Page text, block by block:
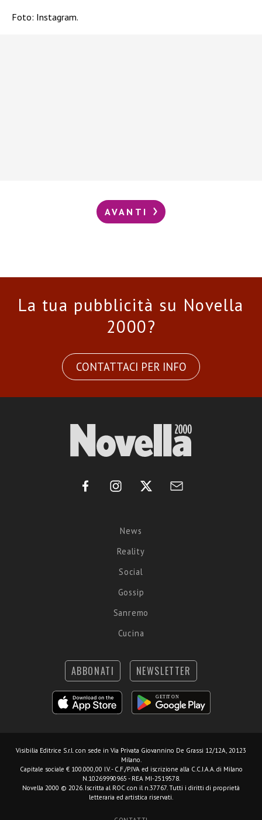
Foto: Instagram.
AVANTI
La tua pubblicità su Novella
2000?
CONTATTACI PER INFO
News
Reality
Social
Gossip
Sanremo
Cucina
ABBONATI NEWSLETTER
Visibilia Editrice S.r.l. con sede in Via Privata Giovannino De Grassi 12/12A, 20123
Milano.
Capitale sociale € 100.000,00 I.V. - C.F./P.IVA ed iscrizione alla C.C.I.A.A. di Milano
N.10269990965 - REA MI-2519578.
Novella 2000 © 2026. Iscritta al ROC con il n.37767. Tutti i diritti di proprietà
letteraria ed artistica riservati.